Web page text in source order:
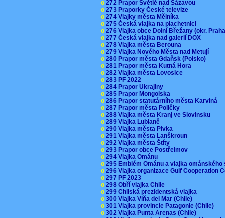
o 272 Prapor Světlé nad Sázavou
o 273 Praporky České televize
o 274 Vlajky města Mělníka
o 275 Česká vlajka na plachetnici
o 276 Vlajka obce Dolní Břežany (okr.
o 277 Česká vlajka nad galerií DOX
o 278 Vlajka města Berouna
o 279 Vlajka Nového Města nad Metují
o 280 Prapor města Gdaňsk (Polsko)
o 281 Prapor města Kutná Hora
o 282 Vlajka města Lovosice
o 283 PF 2022
o 284 Prapor Ukrajiny
o 285 Prapor Mongolska
o 286 Prapor statutárního města Karviná
o 287 Prapor města Poličky
o 288 Vlajka města Kranj ve Slovinsku
o 289 Vlajka Lublaně
o 290 Vlajka města Pivka
o 291 Vlajka města Lanškroun
o 292 Vlajka města Štíty
o 293 Prapor obce Postřelmov
o 294 Vlajka Ománu
o 295 Emblém Ománu a vlajka
o 296 Vlajka organizace Gulf Cooperation
o 297 PF 2023
o 298 Obří vlajka Chile
o 299 Chilská prezidentská vlajka
o 300 Vlajka Viňa del Mar (Chile)
o 301 Vlajka provincie Patagonie (Chile)
o 302 Vlajka Punta Arenas (Chile)